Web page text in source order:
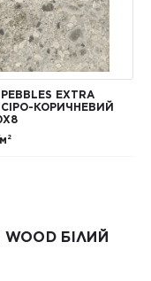
EXTRA
СІРО-КОРИЧНЕВИЙ
БІЛИЙ